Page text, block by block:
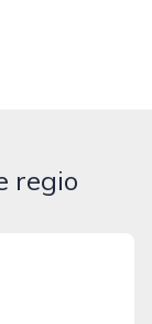
regio